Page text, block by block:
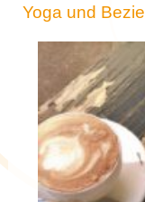
Yoga und